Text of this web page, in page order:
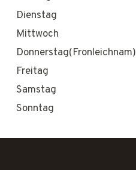
Dienstag
Mittwoch
Donnerstag(Fronleichnam)
Freitag
Samstag
Sonntag